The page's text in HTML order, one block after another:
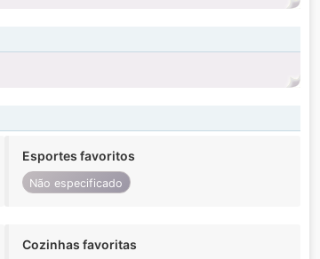
Esportes favoritos
Não especificado
Cozinhas favoritas